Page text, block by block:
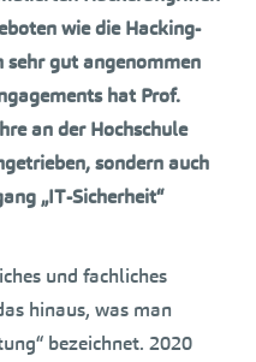
wie die Hacking-
sehr gut angenommen
hat Prof.
an der Hochschule
sondern auch
„IT-Sicherheit“
und fachliches
hinaus, was man
bezeichnet. 2020